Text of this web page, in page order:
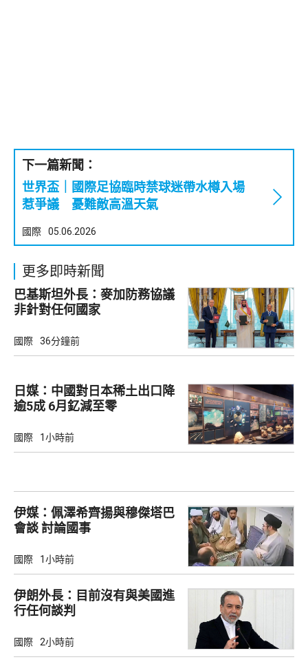
下一篇新聞：
世界盃｜國際足協臨時禁球迷帶水樽入場
惹爭議 憂難敵高溫天氣
國際 05.06.2026
更多即時新聞
巴基斯坦外長：麥加防務協議
非針對任何國家
國際 36分鐘前
日媒：中國對日本稀土出口降
逾5成 6月釔減至零
國際 1小時前
伊媒：佩澤希齊揚與穆傑塔巴
會談 討論國事
國際 1小時前
伊朗外長：目前沒有與美國進
行任何談判
國際 2小時前